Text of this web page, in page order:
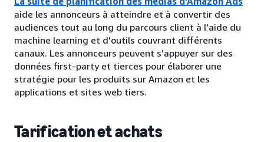
aide les annonceurs à atteindre et à convertir des
audiences tout au long du parcours client à l'aide du
machine learning et d'outils couvrant différents
canaux. Les annonceurs peuvent s'appuyer sur des
données first-party et tierces pour élaborer une
stratégie pour les produits sur Amazon et les
applications et sites web tiers.
Tarification et achats